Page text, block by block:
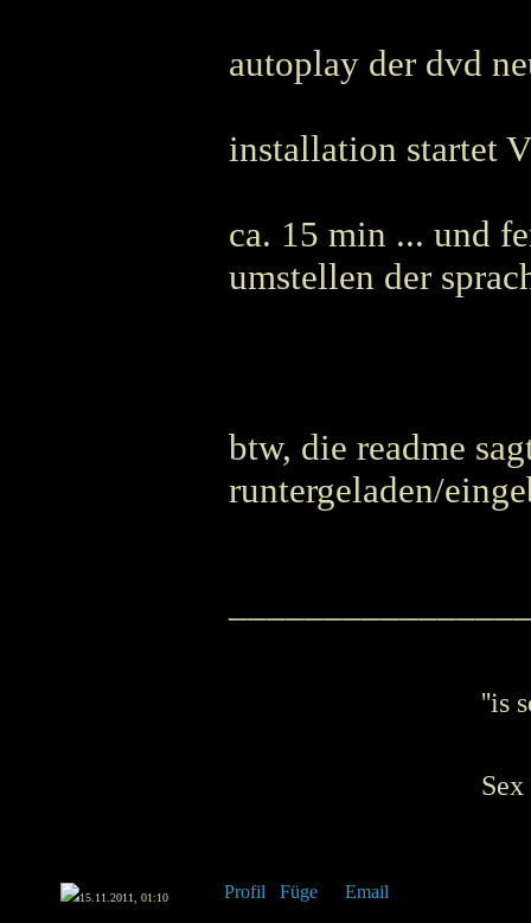
autoplay der dvd
installation startet
ca. 15 min ... und
umstellen der
btw, die readme
runtergeladen/
''is
15.11.2011, 01:10